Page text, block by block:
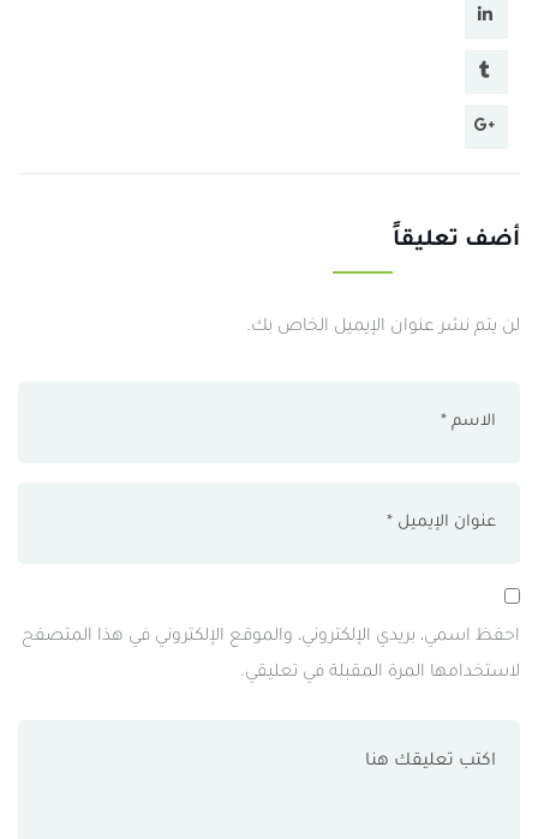
أضف تعليقاً
لن يتم نشر عنوان الإيميل الخاص بك.
احفظ اسمي، بريدي الإلكتروني، والموقع الإلكتروني في هذا المتصفح
لاستخدامها المرة المقبلة في تعليقي.